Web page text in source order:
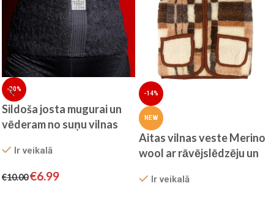
-30%
Sildoša josta mugurai un
vēderam no suņu vilnas
Ir veikalā
€10.00€6.99
-14%
NEW
Aitas vilnas veste Merino
wool ar rāvējslēdzēju un
Ir veikalā